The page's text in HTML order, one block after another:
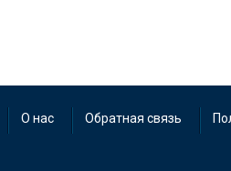
О нас Обратная связь